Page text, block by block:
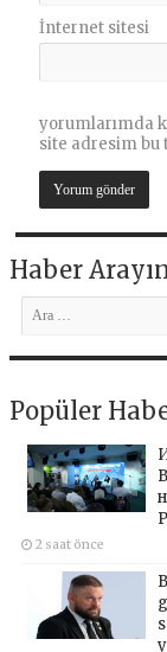
İnternet sitesi
yorumlarımda
site adresim bu
Haber
Popüler
2 saat önce